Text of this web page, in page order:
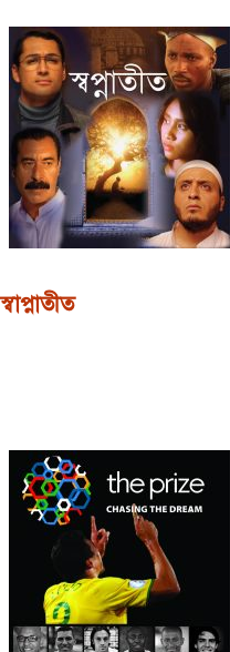
স্বাপ্নাতীত